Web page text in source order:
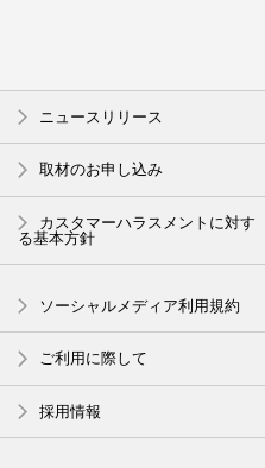
ニュースリリース
取材のお申し込み
カスタマーハラスメントに対す
る基本方針
ソーシャルメディア利用規約
ご利用に際して
採用情報